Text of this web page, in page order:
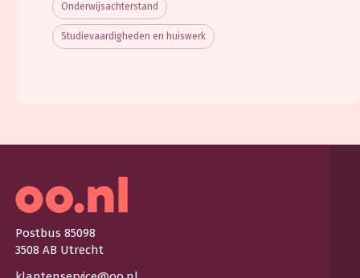
Onderwijsachterstand
Studievaardigheden en huiswerk
Postbus 85098
3508 AB Utrecht